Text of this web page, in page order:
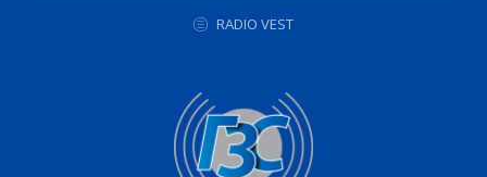
RADIO VEST